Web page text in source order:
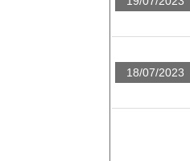
18/07/2023